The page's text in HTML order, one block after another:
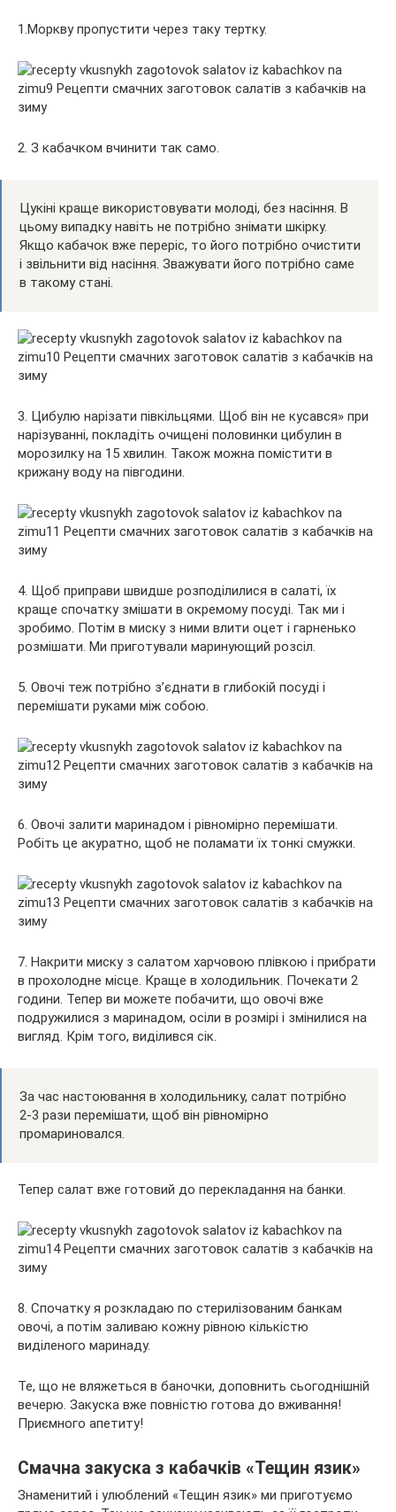
1.Моркву пропустити через таку тертку.
2. З кабачком вчинити так само.
Цукіні краще використовувати молоді, без насіння. В
цьому випадку навіть не потрібно знімати шкірку.
Якщо кабачок вже переріс, то його потрібно очистити
і звільнити від насіння. Зважувати його потрібно саме
в такому стані.
3. Цибулю нарізати півкільцями. Щоб він не кусався» при
нарізуванні, покладіть очищені половинки цибулин в
морозилку на 15 хвилин. Також можна помістити в
крижану воду на півгодини.
4. Щоб приправи швидше розподілилися в салаті, їх
краще спочатку змішати в окремому посуді. Так ми і
зробимо. Потім в миску з ними влити оцет і гарненько
розмішати. Ми приготували маринующий розсіл.
5. Овочі теж потрібно з’єднати в глибокій посуді і
перемішати руками між собою.
6. Овочі залити маринадом і рівномірно перемішати.
Робіть це акуратно, щоб не поламати їх тонкі смужки.
7. Накрити миску з салатом харчовою плівкою і прибрати
в прохолодне місце. Краще в холодильник. Почекати 2
години. Тепер ви можете побачити, що овочі вже
подружилися з маринадом, осіли в розмірі і змінилися на
вигляд. Крім того, виділився сік.
За час настоювання в холодильнику, салат потрібно
2-3 рази перемішати, щоб він рівномірно
промариновался.
Тепер салат вже готовий до перекладання на банки.
8. Спочатку я розкладаю по стерилізованим банкам
овочі, а потім заливаю кожну рівною кількістю
виділеного маринаду.
Те, що не вляжеться в баночки, доповнить сьогоднішній
вечерю. Закуска вже повністю готова до вживання!
Приємного апетиту!
Смачна закуска з кабачків «Тещин язик»
Знаменитий і улюблений «Тещин язик» ми приготуємо